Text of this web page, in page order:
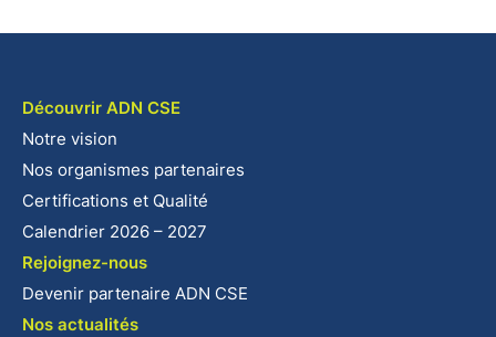
Découvrir ADN CSE
Notre vision
Nos organismes partenaires
Certifications et Qualité
Calendrier 2026 – 2027
Rejoignez-nous
Devenir partenaire ADN CSE
Nos actualités